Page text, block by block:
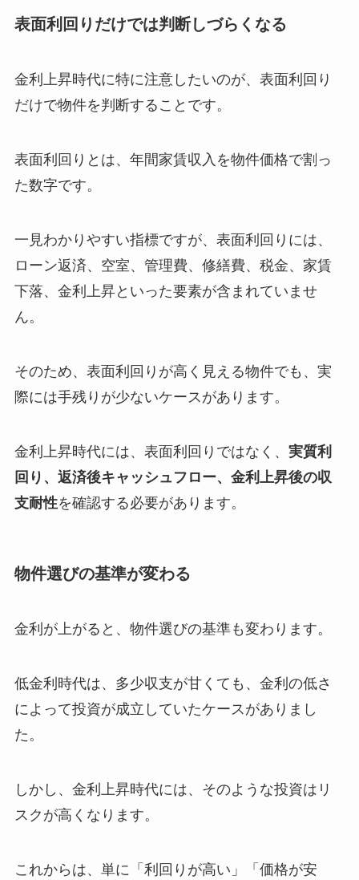
表面利回りだけでは判断しづらくなる
金利上昇時代に特に注意したいのが、表面利回り
だけで物件を判断することです。
表面利回りとは、年間家賃収入を物件価格で割っ
た数字です。
一見わかりやすい指標ですが、表面利回りには、
ローン返済、空室、管理費、修繕費、税金、家賃
下落、金利上昇といった要素が含まれていませ
ん。
そのため、表面利回りが高く見える物件でも、実
際には手残りが少ないケースがあります。
金利上昇時代には、表面利回りではなく、 実質利
回り、返済後キャッシュフロー、金利上昇後の収
支耐性を確認する必要があります。
物件選びの基準が変わる
金利が上がると、物件選びの基準も変わります。
低金利時代は、多少収支が甘くても、金利の低さ
によって投資が成立していたケースがありまし
た。
しかし、金利上昇時代には、そのような投資はリ
スクが高くなります。
これからは、単に「利回りが高い」「価格が安